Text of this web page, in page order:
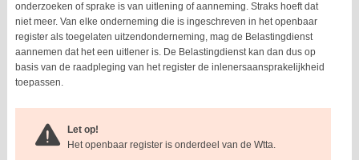
onderzoeken of sprake is van uitlening of aanneming. Straks hoeft dat
niet meer. Van elke onderneming die is ingeschreven in het openbaar
register als toegelaten uitzendonderneming, mag de Belastingdienst
aannemen dat het een uitlener is. De Belastingdienst kan dan dus op
basis van de raadpleging van het register de inlenersaansprakelijkheid
toepassen.
Let op!
Het openbaar register is onderdeel van de Wtta.